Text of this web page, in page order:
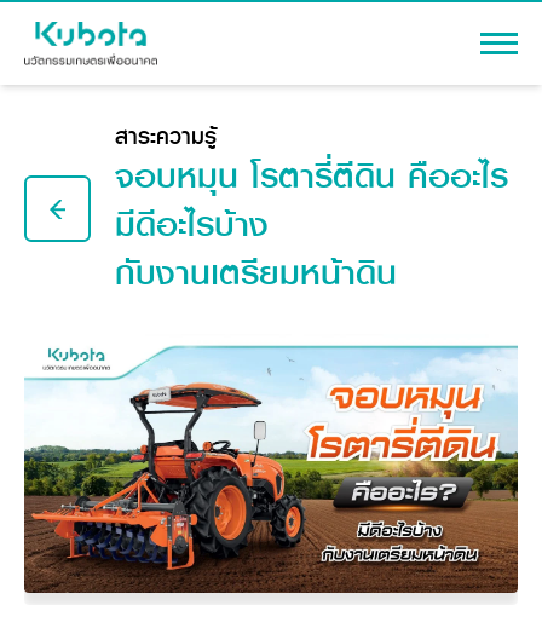
แทรกเตอร์
อุปกรณ์ต่อพ่วงแทรกเตอร์
รถเกี่ยวนวดข้าว
รถดำนา
ชุดอุปกรณ์เสริมรถดำนา
เครื่องยนต์ดีเซล
รถไถ
สินค้าอื่น ๆ
เครื่องจักรกลก่อสร้าง
สาระความรู้
ผู้แทนจำหน่าย
เครื่องจักรกลการเกษตร
เครื่องจักรกลการเกษตร
ศูนย์จำหน่ายกล้าแผ่นฯ
ศูนย์จำหน่ายกล้าแผ่นคูโบต้า
ข้อมูลองค์กร
รู้จักสยามคูโบต้า
ประวัติบริษัท
วิสัยทัศน์และนโยบาย
สมัครงาน
สมัครงานคูโบต้า
ข่าวสาร
สาระความรู้
จอบหมุน โรตารี่ตีดิน คืออะไร
มีดีอะไรบ้าง
กับงานเตรียมหน้าดิน